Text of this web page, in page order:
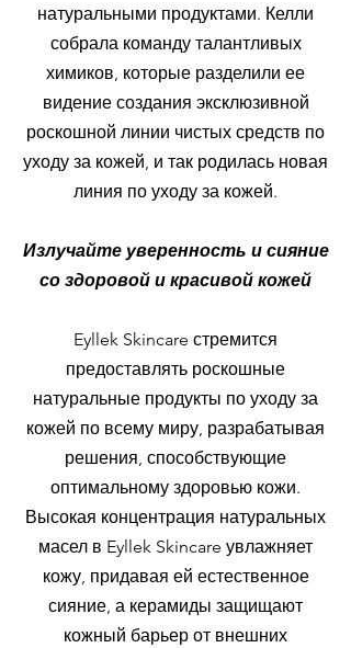
натуральными продуктами. Келли
собрала команду талантливых
химиков, которые разделили ее
видение создания эксклюзивной
роскошной линии чистых средств по
уходу за кожей, и так родилась новая
линия по уходу за кожей.
Излучайте уверенность и сияние
со здоровой и красивой кожей
Eyllek Skincare стремится
предоставлять роскошные
натуральные продукты по уходу за
кожей по всему миру, разрабатывая
решения, способствующие
оптимальному здоровью кожи.
Высокая концентрация натуральных
масел в Eyllek Skincare увлажняет
кожу, придавая ей естественное
сияние, а керамиды защищают
кожный барьер от внешних